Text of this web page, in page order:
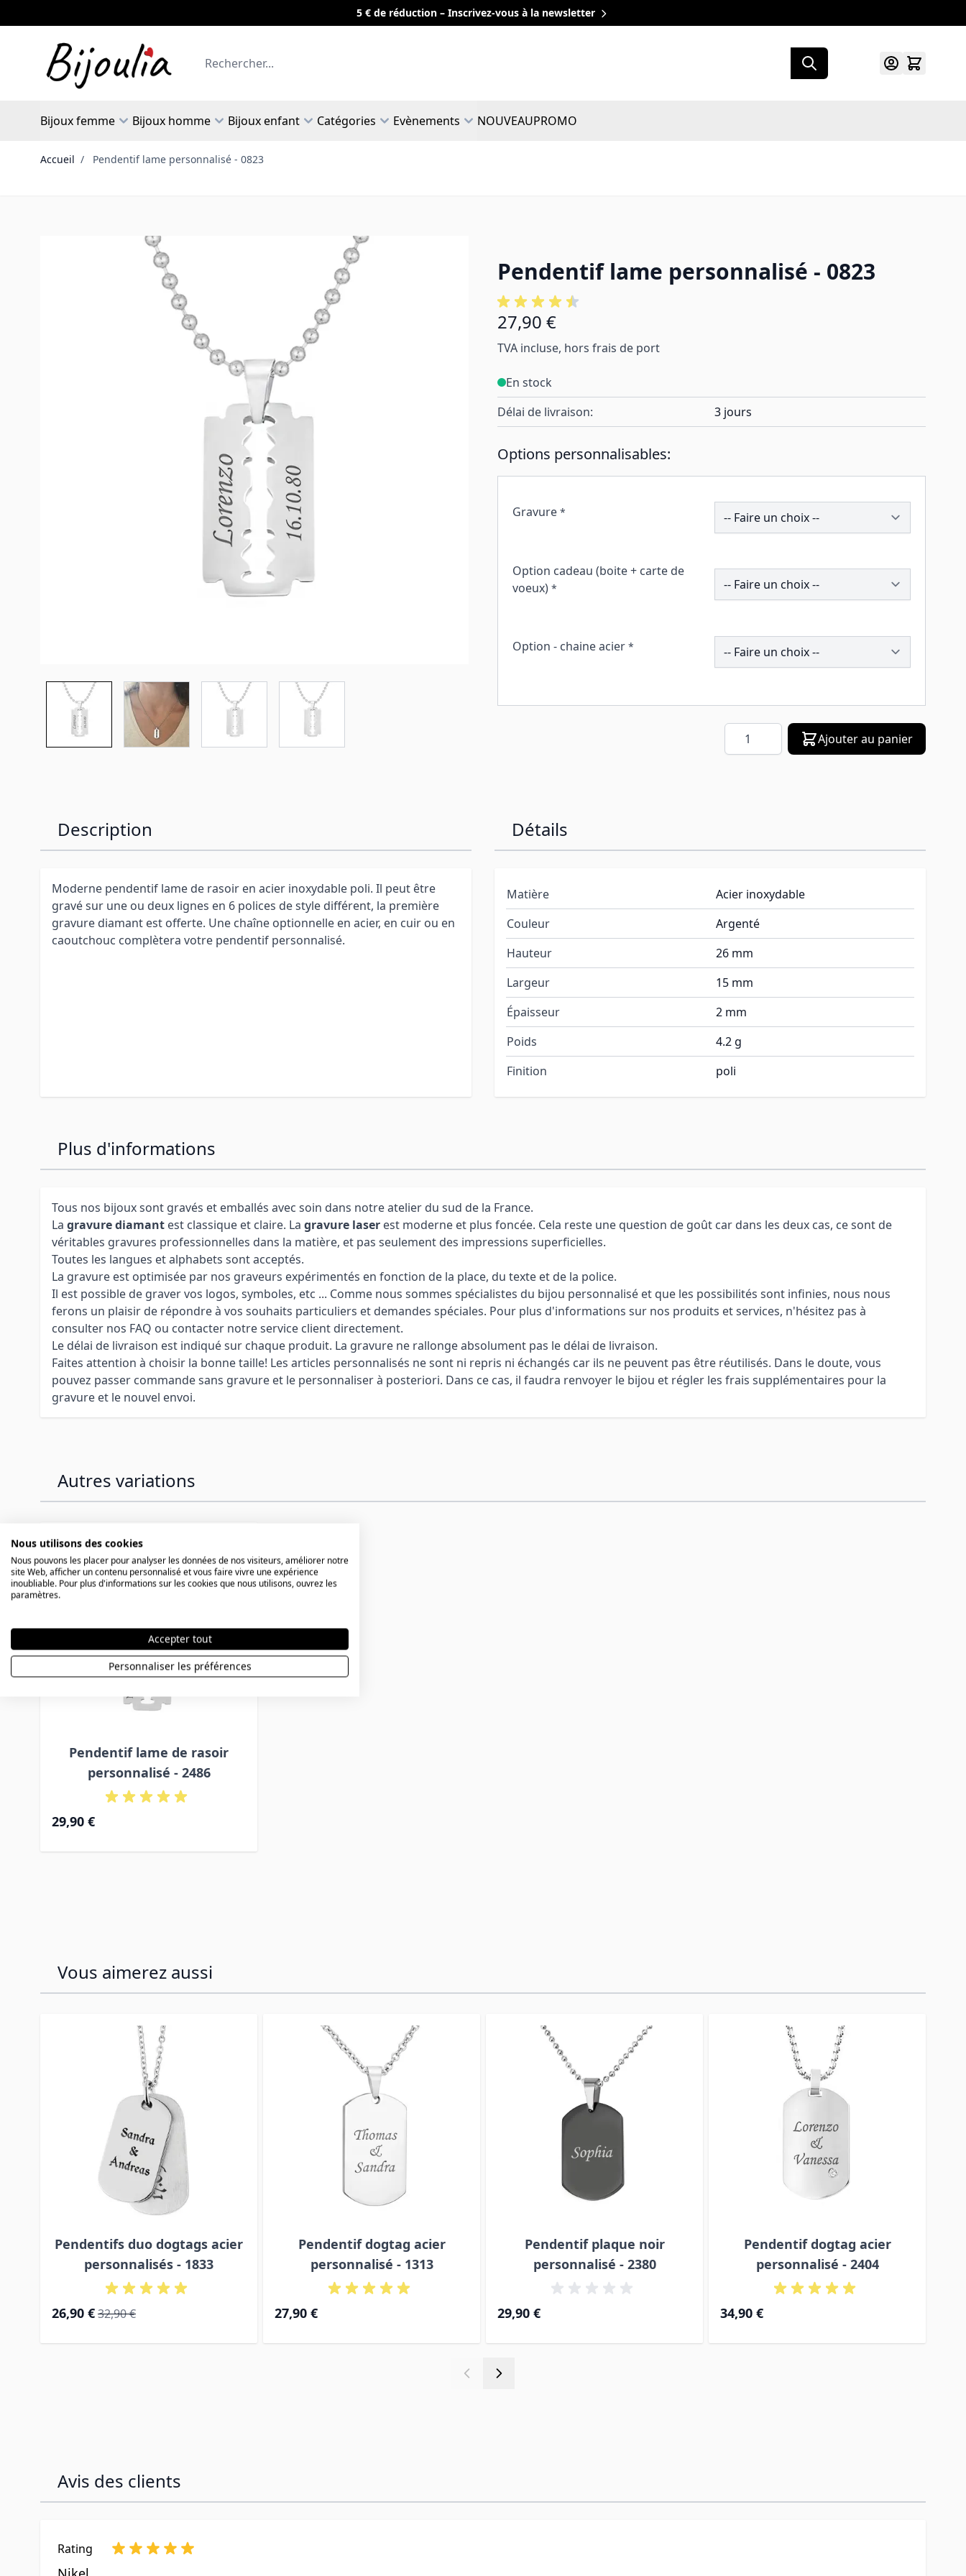
5 € de réduction – Inscrivez-vous à la newsletter
Rechercher
Bijoux femme Bijoux homme Bijoux enfant Catégories Evènements NOUVEAUPROMO
Accueil / Pendentif lame personnalisé - 0823
Pendentif lame personnalisé - 0823
27,90 €
TVA incluse, hors frais de port
En stock
Délai de livraison:
3 jours
Options personnalisables:
Gravure * 201985
Option cadeau (boite + carte de
voeux) *
258308
Option - chaine acier * 196016
Quantité Ajouter au panier
Description
Moderne pendentif lame de rasoir en acier inoxydable poli. Il peut être
gravé sur une ou deux lignes en 6 polices de style différent, la première
gravure diamant est offerte. Une chaîne optionnelle en acier, en cuir ou en
caoutchouc complètera votre pendentif personnalisé.
Détails
Matière
Acier inoxydable
Couleur
Argenté
Hauteur
26 mm
Largeur
15 mm
Épaisseur
2 mm
Poids
4.2 g
Finition
poli
Plus d'informations
Tous nos bijoux sont gravés et emballés avec soin dans notre atelier du sud de la France.
La gravure diamant est classique et claire. La gravure laser est moderne et plus foncée. Cela reste une question de goût car dans les deux cas, ce sont de
véritables gravures professionnelles dans la matière, et pas seulement des impressions superficielles.
Toutes les langues et alphabets sont acceptés.
La gravure est optimisée par nos graveurs expérimentés en fonction de la place, du texte et de la police.
Il est possible de graver vos logos, symboles, etc ... Comme nous sommes spécialistes du bijou personnalisé et que les possibilités sont infinies, nous nous
ferons un plaisir de répondre à vos souhaits particuliers et demandes spéciales. Pour plus d'informations sur nos produits et services, n'hésitez pas à
consulter nos FAQ ou contacter notre service client directement.
Le délai de livraison est indiqué sur chaque produit. La gravure ne rallonge absolument pas le délai de livraison.
Faites attention à choisir la bonne taille! Les articles personnalisés ne sont ni repris ni échangés car ils ne peuvent pas être réutilisés. Dans le doute, vous
pouvez passer commande sans gravure et le personnaliser à posteriori. Dans ce cas, il faudra renvoyer le bijou et régler les frais supplémentaires pour la
gravure et le nouvel envoi.
Autres variations
Pendentif lame de rasoir
personnalisé - 2486
29,90 €
Vous aimerez aussi
Pendentifs duo dogtags acier
personnalisés - 1833
Prix Spécial
26,90 € Prix normal
32,90 €
Pendentif dogtag acier
personnalisé - 1313
27,90 €
Pendentif plaque noir
personnalisé - 2380
29,90 €
Pendentif dogtag acier
personnalisé - 2404
34,90 €
Avis des clients
Rating
Nous utilisons des cookies
Nous pouvons les placer pour analyser les données de nos visiteurs, améliorer notre
site Web, afficher un contenu personnalisé et vous faire vivre une expérience
inoubliable. Pour plus d'informations sur les cookies que nous utilisons, ouvrez les
paramètres.
Accepter tout
Personnaliser les préférences